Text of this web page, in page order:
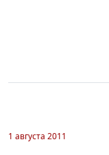
1 августа 2011